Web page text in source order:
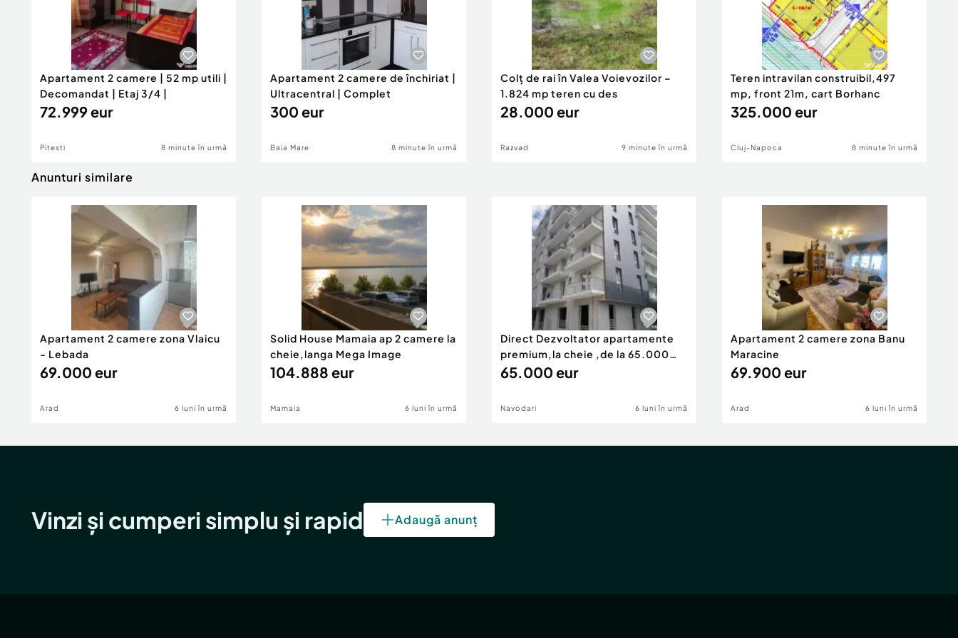
Apartament 2 camere | 52 mp utili |
Decomandat | Etaj 3/4 |
72.999 eur
Pitesti 8 minute în urmă
Apartament 2 camere de închiriat |
Ultracentral | Complet
300 eur
Baia Mare 8 minute în urmă
Colț de rai în Valea Voievozilor –
1.824 mp teren cu des
28.000 eur
Razvad 9 minute în urmă
Teren intravilan construibil,497
mp, front 21m, cart Borhanc
325.000 eur
Cluj-Napoca 8 minute în urmă
Anunturi similare
Apartament 2 camere zona Vlaicu
- Lebada
69.000 eur
Arad 6 luni în urmă
Solid House Mamaia ap 2 camere la
cheie,langa Mega Image
104.888 eur
Mamaia 6 luni în urmă
Direct Dezvoltator apartamente
premium,la cheie ,de la 65.000
eur
65.000 eur
Navodari 6 luni în urmă
Apartament 2 camere zona Banu
Maracine
69.900 eur
Arad 6 luni în urmă
Vinzi și cumperi simplu și rapid Adaugă anunț